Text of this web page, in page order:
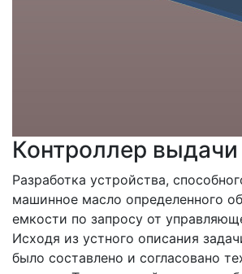
Контроллер
Разработка устройства,
машинное масло определенного
емкости по запросу от
Исходя из устного описания
было составлено и согласовано